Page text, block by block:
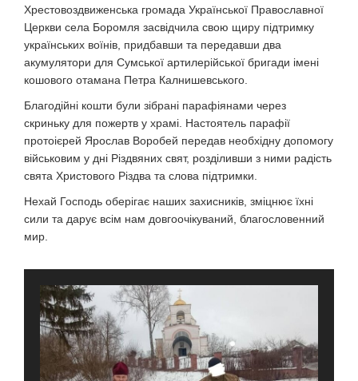
Хрестовоздвиженська громада Української Православної
Церкви села Боромля засвідчила свою щиру підтримку
українських воїнів, придбавши та передавши два
акумулятори для Сумської артилерійської бригади імені
кошового отамана Петра Калнишевського.
Благодійні кошти були зібрані парафіянами через
скриньку для пожертв у храмі. Настоятель парафії
протоієрей Ярослав Воробей передав необхідну допомогу
військовим у дні Різдвяних свят, розділивши з ними радість
свята Христового Різдва та слова підтримки.
Нехай Господь оберігає наших захисників, зміцнює їхні
сили та дарує всім нам довгоочікуваний, благословенний
мир.